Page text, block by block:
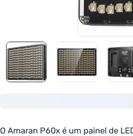
O Amaran P60x é um painel de